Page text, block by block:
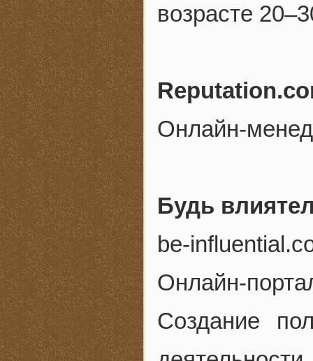
возрасте
Онлайн-
Будь
be-
Онлайн-
Создание